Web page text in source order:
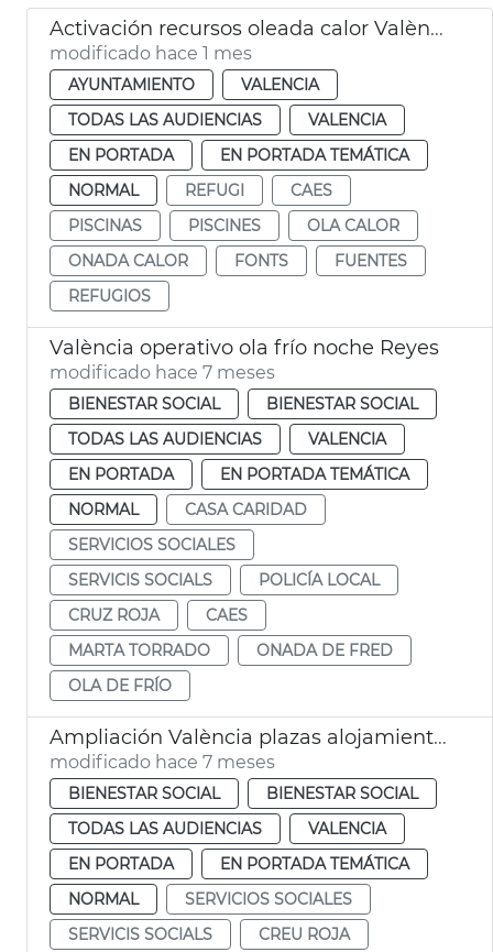
Activación recursos oleada calor València
modificado hace 1 mes
AYUNTAMIENTO
VALENCIA
TODAS LAS AUDIENCIAS
VALENCIA
EN PORTADA
EN PORTADA TEMÁTICA
NORMAL
REFUGI
CAES
PISCINAS
PISCINES
OLA CALOR
ONADA CALOR
FONTS
FUENTES
REFUGIOS
València operativo ola frío noche Reyes
modificado hace 7 meses
BIENESTAR SOCIAL
BIENESTAR SOCIAL
TODAS LAS AUDIENCIAS
VALENCIA
EN PORTADA
EN PORTADA TEMÁTICA
NORMAL
CASA CARIDAD
SERVICIOS SOCIALES
SERVICIS SOCIALS
POLICÍA LOCAL
CRUZ ROJA
CAES
MARTA TORRADO
ONADA DE FRED
OLA DE FRÍO
Ampliación València plazas alojamiento personas sin hogar
modificado hace 7 meses
BIENESTAR SOCIAL
BIENESTAR SOCIAL
TODAS LAS AUDIENCIAS
VALENCIA
EN PORTADA
EN PORTADA TEMÁTICA
NORMAL
SERVICIOS SOCIALES
SERVICIS SOCIALS
CREU ROJA